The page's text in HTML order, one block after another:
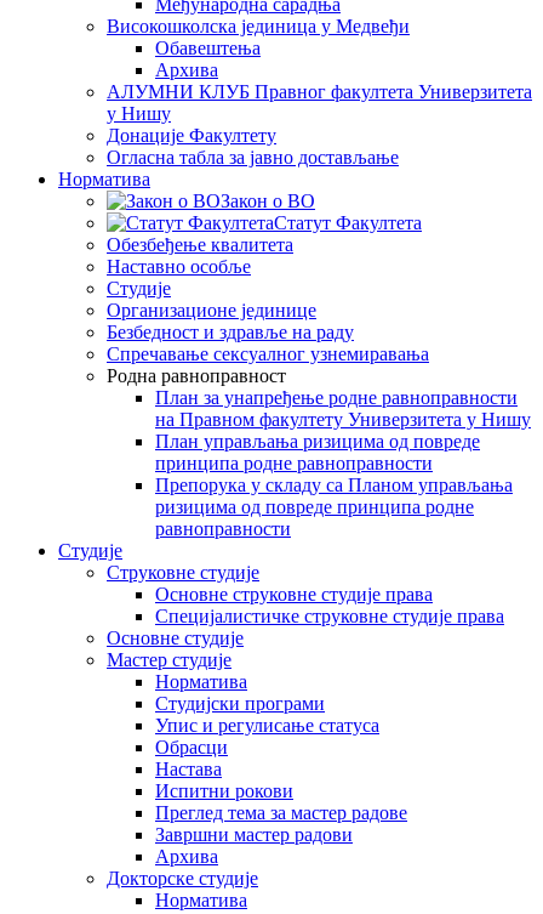
Међународна сарадња
Високошколска јединица у Медвеђи
Обавештења
Архива
АЛУМНИ КЛУБ Правног факултета Универзитета
у Нишу
Донације Факултету
Огласна табла за јавно достављање
Норматива
Закон о ВО
Статут Факултета
Обезбеђење квалитета
Наставно особље
Студије
Организационе јединице
Безбедност и здравље на раду
Спречавање сексуалног узнемиравања
Родна равноправност
План за унапређење родне равноправности
на Правном факултету Универзитета у Нишу
План управљања ризицима од повреде
принципа родне равноправности
Препорука у складу са Планом управљања
ризицима од повреде принципа родне
равноправности
Студије
Струковне студије
Основне струковне студије права
Специјалистичке струковне студије права
Основне студије
Мастер студије
Норматива
Студијски програми
Упис и регулисање статуса
Обрасци
Настава
Испитни рокови
Преглед тема за мастер радове
Завршни мастер радови
Архива
Докторске студије
Норматива